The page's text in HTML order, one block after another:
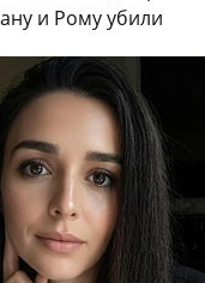
и Рому убили